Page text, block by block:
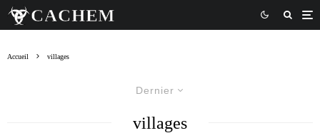
Accueil villages
Dernier
villages